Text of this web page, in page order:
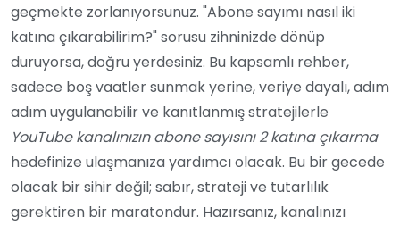
geçmekte zorlanıyorsunuz. "Abone sayımı nasıl iki
katına çıkarabilirim?" sorusu zihninizde dönüp
duruyorsa, doğru yerdesiniz. Bu kapsamlı rehber,
sadece boş vaatler sunmak yerine, veriye dayalı, adım
adım uygulanabilir ve kanıtlanmış stratejilerle
YouTube kanalınızın abone sayısını 2 katına çıkarma
hedefinize ulaşmanıza yardımcı olacak. Bu bir gecede
olacak bir sihir değil; sabır, strateji ve tutarlılık
gerektiren bir maratondur. Hazırsanız, kanalınızı